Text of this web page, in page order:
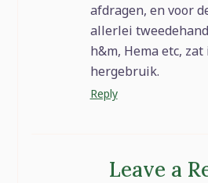
afdragen, en voor
allerlei
h&m, Hema etc,
hergebruik.
Reply
Leave a